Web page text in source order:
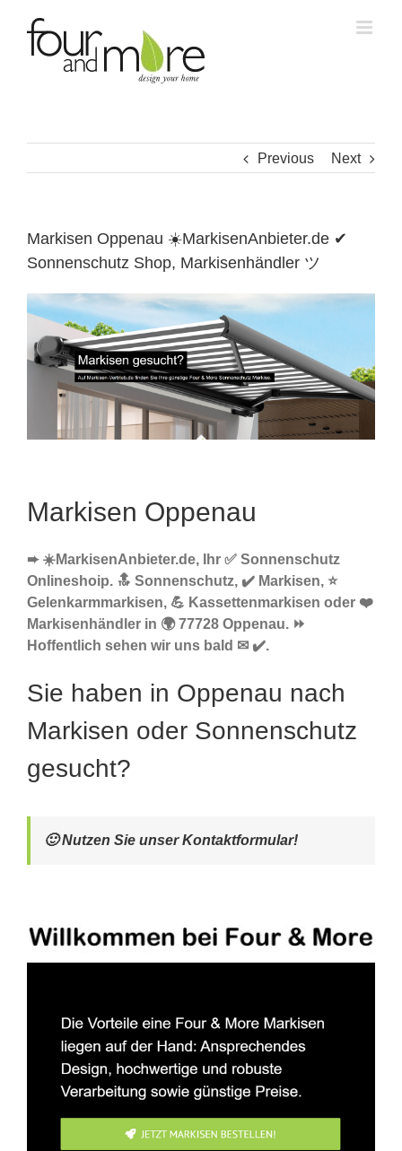
content
Previous Next
Markisen Oppenau ☀️MarkisenAnbieter.de ✔
Sonnenschutz Shop, Markisenhändler ツ
Markisen Oppenau
➨ ☀️MarkisenAnbieter.de, Ihr ✅ Sonnenschutz
Onlineshoip. 🔝 Sonnenschutz, ✔️ Markisen, ⭐
Gelenkarmmarkisen, 💪 Kassettenmarkisen oder ❤️
Markisenhändler in 🌍 77728 Oppenau. ⏩
Hoffentlich sehen wir uns bald ✉ ✔️.
Sie haben in Oppenau nach
Markisen oder Sonnenschutz
gesucht?
🙂 Nutzen Sie unser Kontaktformular!